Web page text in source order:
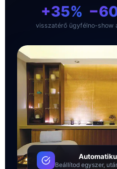
+35%
visszatérő ügyfélno-show
Beállítod egyszer,